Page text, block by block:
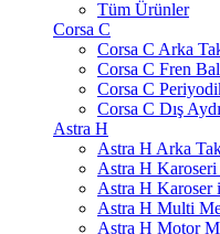
Tüm Ürünler
Corsa C
Corsa C Arka
Corsa C Fren
Corsa C
Corsa C Dış
Astra H
Astra H Arka
Astra H
Astra H Karoser
Astra H Multi
Astra H Motor